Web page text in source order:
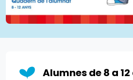
Alumnes de 8 a